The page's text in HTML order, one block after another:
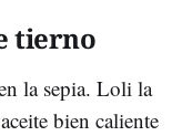
tierno
la sepia. Loli la
bien caliente